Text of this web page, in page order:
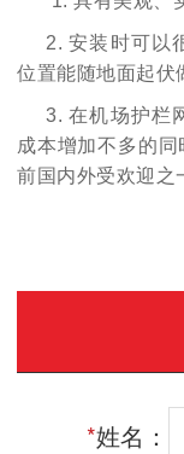
2. 安装时可以
位置能随地面起
3. 在机场护栏
成本增加不多的
前国内外受欢迎之
*姓名：